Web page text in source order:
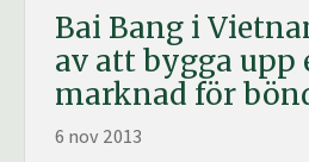
Bai Bang i
av att bygga upp
marknad för
6 nov 2013